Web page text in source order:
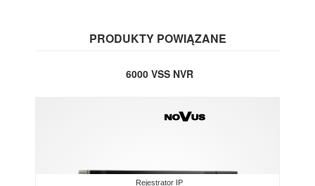
PRODUKTY POWIĄZANE
6000 VSS NVR
Rejestrator IP